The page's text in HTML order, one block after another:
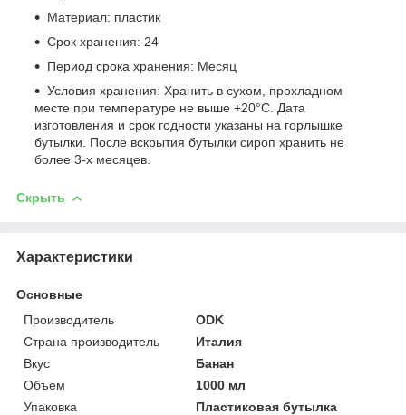
Материал: пластик
Срок хранения: 24
Период срока хранения: Месяц
Условия хранения: Хранить в сухом, прохладном
месте при температуре не выше +20°C. Дата
изготовления и срок годности указаны на горлышке
бутылки. После вскрытия бутылки сироп хранить не
более 3-х месяцев.
Скрыть
Характеристики
Основные
Производитель
ODK
Страна производитель
Италия
Вкус
Банан
Объем
1000 мл
Упаковка
Пластиковая бутылка